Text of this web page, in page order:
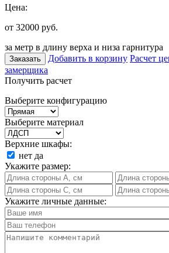
Цена:
от 32000 руб.
за метр в длину верха и низа гарнитура
Заказать Добавить в корзину Расчет
замерщика
Получить расчет
Выберите конфигурацию
Выберите материал
Верхние шкафы:
нет да
Укажите размер:
Укажите личные данные: